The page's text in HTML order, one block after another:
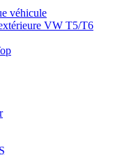
véhicule
VW T5/T6